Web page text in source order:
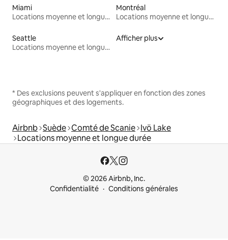
Miami
Locations moyenne et longue durée
Montréal
Locations moyenne et longue durée
Seattle
Locations moyenne et longue durée
Afficher plus
* Des exclusions peuvent s'appliquer en fonction des zones
géographiques et des logements.
Airbnb Suède Comté de Scanie Ivö Lake
Locations moyenne et longue durée
© 2026 Airbnb, Inc.
Confidentialité
Conditions générales